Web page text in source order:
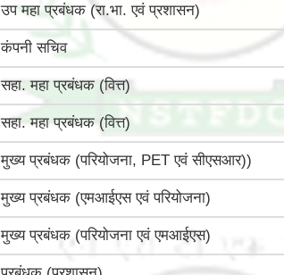
उप महा प्रबंधक (रा.भा. एवं प्रशासन)
कंपनी सचिव
सहा. महा प्रबंधक (वित्त)
सहा. महा प्रबंधक (वित्त)
मुख्‍य प्रबंधक (परियोजना, PET एवं सीएसआर))
मुख्‍य प्रबंधक (एमआईएस एवं परियोजना)
मुख्‍य प्रबंधक (परियोजना एवं एमआईएस)